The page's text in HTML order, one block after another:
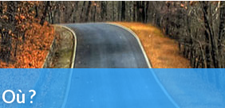
Où ?